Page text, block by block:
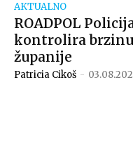
AKTUALNO
ROADPOL
kontrolira
županije
Patricia Cikoš -